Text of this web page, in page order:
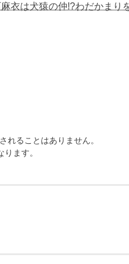
衣は犬猿の仲!?わだかまり
れることはありません。
ます。